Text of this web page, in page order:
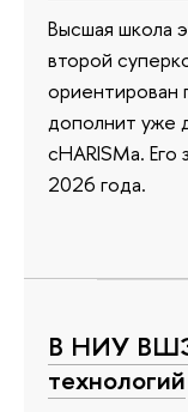
Высшая школа
второй
ориентирован
дополнит уже
cHARISMa. Его
2026 года.
В НИУ ВШЭ
технологий